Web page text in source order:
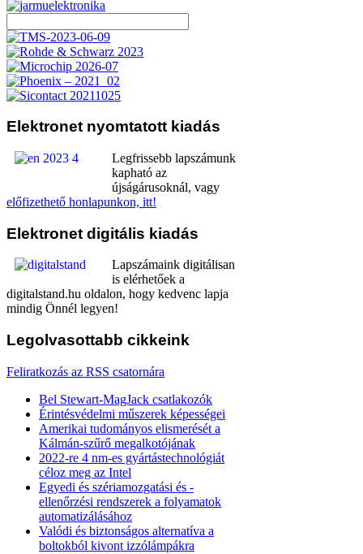
Elektronet nyomtatott kiadás
Legfrissebb lapszámunk
kapható az
újságárusoknál, vagy
előfizethető honlapunkon, itt!
Elektronet digitális kiadás
Lapszámaink digitálisan
is elérhetőek a
digitalstand.hu oldalon, hogy kedvenc lapja
mindig Önnél legyen!
Legolvasottabb cikkeink
Feliratkozás az RSS csatornára
Bel Stewart-MagJack csatlakozók
Érintésvédelmi műszerek képességei
Amerikai tudományos elismerését a
Kálmán-szűrő megalkotójának
2022-re 4 nm-es gyártástechnológiát
céloz meg az Intel
Egyedi és szériamozgatási és -
ellenőrzési rendszerek a folyamatok
automatizálásához
Valódi és biztonságos alternatíva a
boltokból kivont izzólámpákra